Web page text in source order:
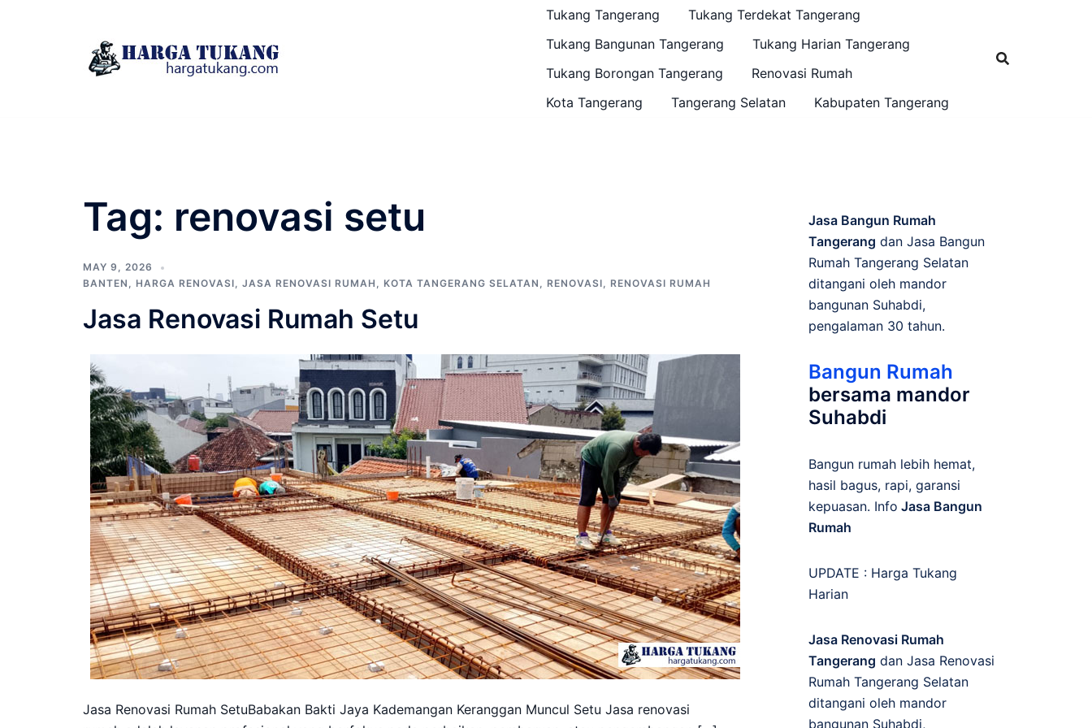
Tukang Tangerang
Tukang Terdekat Tangerang
Tukang Bangunan Tangerang
Tukang Harian Tangerang
Tukang Borongan Tangerang
Renovasi Rumah
Kota Tangerang
Tangerang Selatan Kabupaten Tangerang
Tag: renovasi setu
MAY 9, 2026
BANTEN , HARGA RENOVASI, JASA RENOVASI RUMAH , KOTA TANGERANG SELATAN , RENOVASI, RENOVASI RUMAH
Jasa Renovasi Rumah Setu
Jasa Renovasi Rumah SetuBabakan Bakti Jaya Kademangan Keranggan Muncul Setu Jasa renovasi
Jasa Bangun Rumah
Tangerang dan Jasa Bangun
Rumah Tangerang Selatan
ditangani oleh mandor
bangunan Suhabdi,
pengalaman 30 tahun.
Bangun Rumah
bersama mandor
Suhabdi
Bangun rumah lebih hemat,
hasil bagus, rapi, garansi
kepuasan. Info Jasa Bangun
Rumah
UPDATE : Harga Tukang
Harian
Jasa Renovasi Rumah
Tangerang dan Jasa Renovasi
Rumah Tangerang Selatan
ditangani oleh mandor
bangunan Suhabdi,